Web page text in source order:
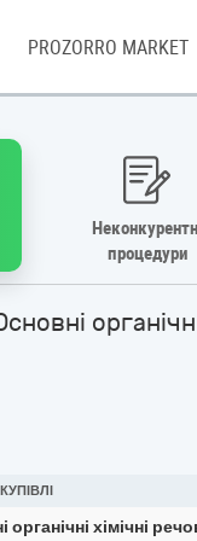
PROZORRO MARKET
процедури
хімічні